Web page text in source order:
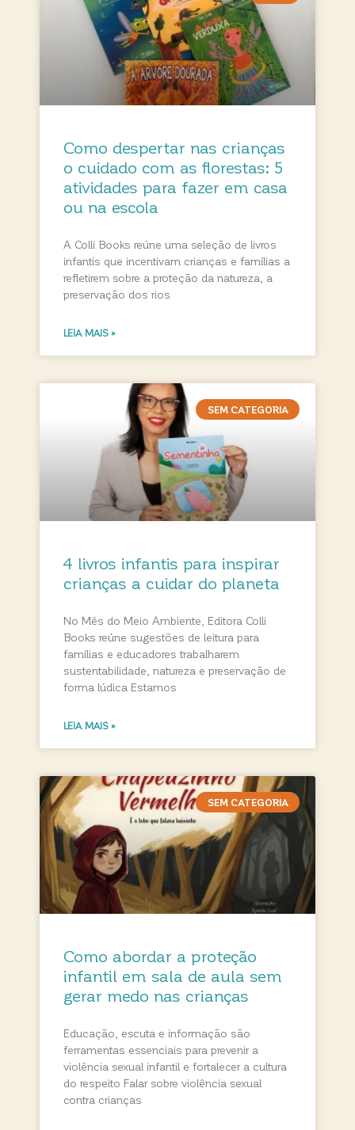
Como despertar nas crianças
o cuidado com as florestas: 5
atividades para fazer em casa
ou na escola
A Colli Books reúne uma seleção de livros
infantis que incentivam crianças e famílias a
refletirem sobre a proteção da natureza, a
preservação dos rios
LEIA MAIS »
SEM CATEGORIA
4 livros infantis para inspirar
crianças a cuidar do planeta
No Mês do Meio Ambiente, Editora Colli
Books reúne sugestões de leitura para
famílias e educadores trabalharem
sustentabilidade, natureza e preservação de
forma lúdica Estamos
LEIA MAIS »
SEM CATEGORIA
Como abordar a proteção
infantil em sala de aula sem
gerar medo nas crianças
Educação, escuta e informação são
ferramentas essenciais para prevenir a
violência sexual infantil e fortalecer a cultura
do respeito Falar sobre violência sexual
contra crianças